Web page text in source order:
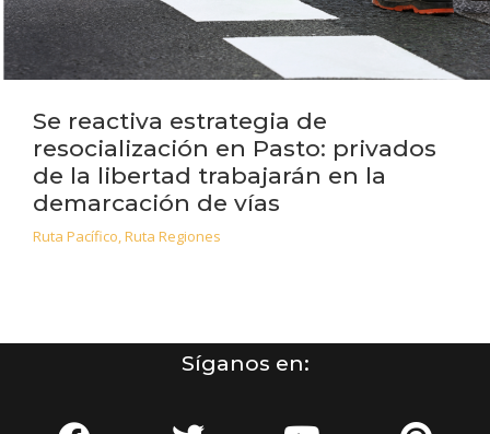
Se reactiva estrategia de
resocialización en Pasto: privados
de la libertad trabajarán en la
demarcación de vías
Ruta Pacífico,Ruta Regiones
Síganos en: